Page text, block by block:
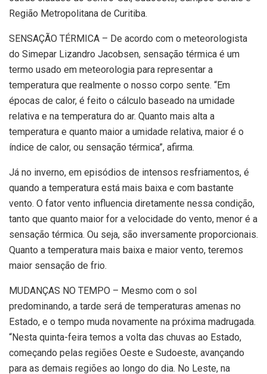
Região Metropolitana de Curitiba.
SENSAÇÃO TÉRMICA – De acordo com o meteorologista
do Simepar Lizandro Jacobsen, sensação térmica é um
termo usado em meteorologia para representar a
temperatura que realmente o nosso corpo sente. “Em
épocas de calor, é feito o cálculo baseado na umidade
relativa e na temperatura do ar. Quanto mais alta a
temperatura e quanto maior a umidade relativa, maior é o
índice de calor, ou sensação térmica”, afirma.
Já no inverno, em episódios de intensos resfriamentos, é
quando a temperatura está mais baixa e com bastante
vento. O fator vento influencia diretamente nessa condição,
tanto que quanto maior for a velocidade do vento, menor é a
sensação térmica. Ou seja, são inversamente proporcionais.
Quanto a temperatura mais baixa e maior vento, teremos
maior sensação de frio.
MUDANÇAS NO TEMPO – Mesmo com o sol
predominando, a tarde será de temperaturas amenas no
Estado, e o tempo muda novamente na próxima madrugada.
“Nesta quinta-feira temos a volta das chuvas ao Estado,
começando pelas regiões Oeste e Sudoeste, avançando
para as demais regiões ao longo do dia. No Leste, na